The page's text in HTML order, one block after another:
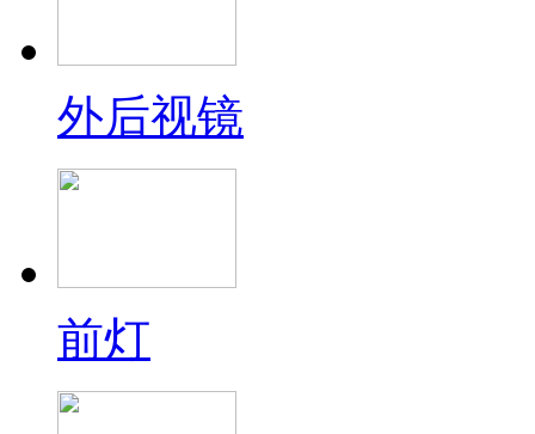
外后视镜
前灯